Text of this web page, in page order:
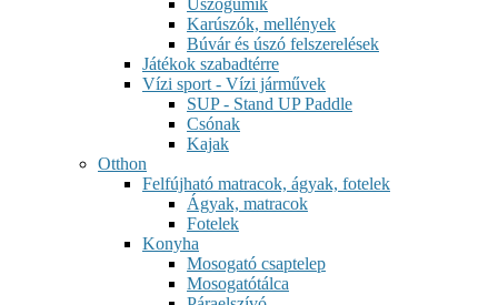
Karúszók, mellények
Búvár és úszó felszerelések
Játékok szabadtérre
Vízi sport - Vízi járművek
SUP - Stand UP Paddle
Csónak
Kajak
Otthon
Felfújható matracok, ágyak, fotelek
Ágyak, matracok
Fotelek
Konyha
Mosogató csaptelep
Mosogatótálca